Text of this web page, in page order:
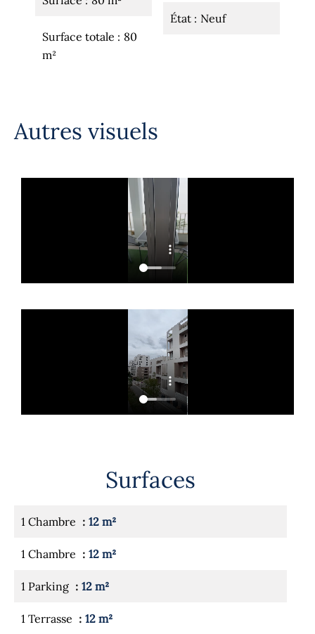
Surface totale
80
m²
État Neuf
Autres visuels
Surfaces
1 Chambre 12 m²
1 Chambre 12 m²
1 Parking 12 m²
1 Terrasse 12 m²